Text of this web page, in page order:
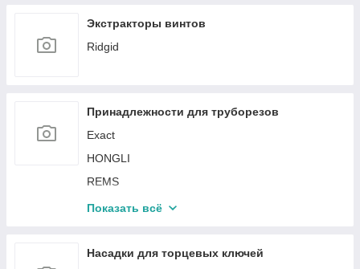
Экстракторы винтов
Ridgid
Принадлежности для труборезов
Exact
HONGLI
REMS
Stalex
Показать всё
Насадки для торцевых ключей